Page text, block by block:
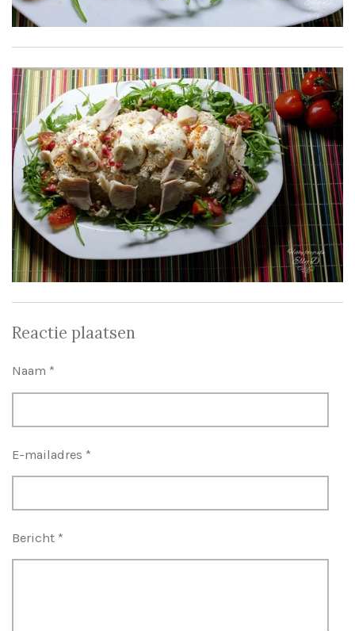
Reactie plaatsen
Naam *
E-mailadres *
Bericht *